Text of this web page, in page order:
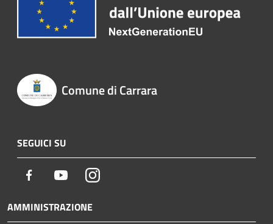
Comune di Carrara
SEGUICI SU
Facebook YoutubeInstagram
AMMINISTRAZIONE